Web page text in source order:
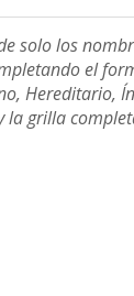
solo los
el
Hereditario,
grilla